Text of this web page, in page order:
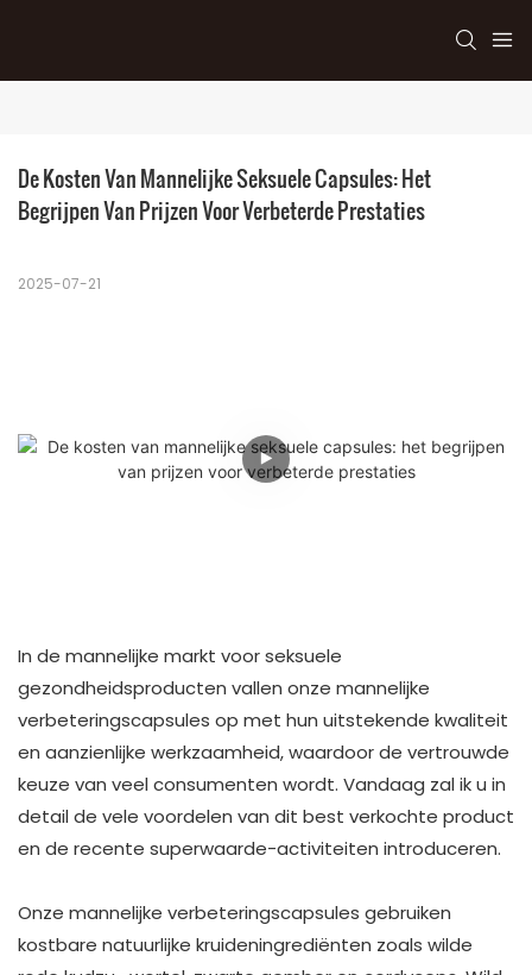
De Kosten Van Mannelijke Seksuele Capsules: Het
Begrijpen Van Prijzen Voor Verbeterde Prestaties
2025-07-21
In de mannelijke markt voor seksuele
gezondheidsproducten vallen onze mannelijke
verbeteringscapsules op met hun uitstekende kwaliteit
en aanzienlijke werkzaamheid, waardoor de vertrouwde
keuze van veel consumenten wordt. Vandaag zal ik u in
detail de vele voordelen van dit best verkochte product
en de recente superwaarde-activiteiten introduceren. ​
Onze mannelijke verbeteringscapsules gebruiken
kostbare natuurlijke kruideningrediënten zoals wilde